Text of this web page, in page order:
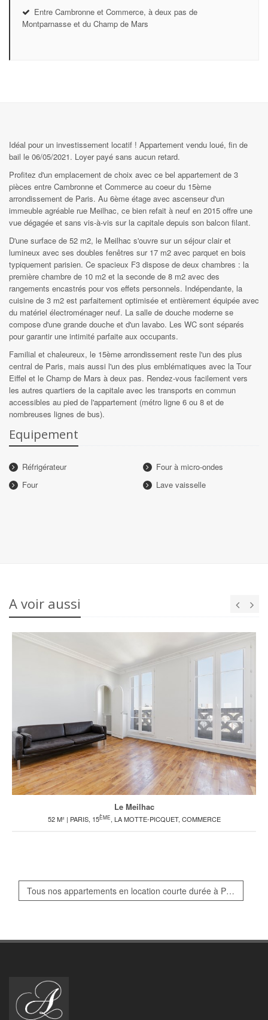
Entre Cambronne et Commerce, à deux pas de
Montparnasse et du Champ de Mars
Idéal pour un investissement locatif ! Appartement vendu loué, fin de
bail le 06/05/2021. Loyer payé sans aucun retard.
Profitez d'un emplacement de choix avec ce bel appartement de 3
pièces entre Cambronne et Commerce au coeur du 15ème
arrondissement de Paris. Au 6ème étage avec ascenseur d'un
immeuble agréable rue Meilhac, ce bien refait à neuf en 2015 offre une
vue dégagée et sans vis-à-vis sur la capitale depuis son balcon filant.
D'une surface de 52 m2, le Meilhac s'ouvre sur un séjour clair et
lumineux avec ses doubles fenêtres sur 17 m2 avec parquet en bois
typiquement parisien. Ce spacieux F3 dispose de deux chambres : la
première chambre de 10 m2 et la seconde de 8 m2 avec des
rangements encastrés pour vos effets personnels. Indépendante, la
cuisine de 3 m2 est parfaitement optimisée et entièrement équipée avec
du matériel électroménager neuf. La salle de douche moderne se
compose d'une grande douche et d'un lavabo. Les WC sont séparés
pour garantir une intimité parfaite aux occupants.
Familial et chaleureux, le 15ème arrondissement reste l'un des plus
central de Paris, mais aussi l'un des plus emblématiques avec la Tour
Eiffel et le Champ de Mars à deux pas. Rendez-vous facilement vers
les autres quartiers de la capitale avec les transports en commun
accessibles au pied de l'appartement (métro ligne 6 ou 8 et de
nombreuses lignes de bus).
Equipement
Réfrigérateur
Four
Four à micro-ondes
Lave vaisselle
A voir aussi
Le Meilhac
52 M² | PARIS, 15ÈME, LA MOTTE-PICQUET, COMMERCE
Tous nos appartements en location courte durée à Paris